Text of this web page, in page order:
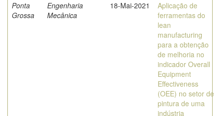
Ponta
Grossa
Engenharia
Mecânica
18-Mai-2021
Aplicação de
ferramentas do
lean
manufacturing
para a obtenção
de melhoria no
indicador Overall
Equipment
Effectiveness
(OEE) no setor de
pintura de uma
indústria